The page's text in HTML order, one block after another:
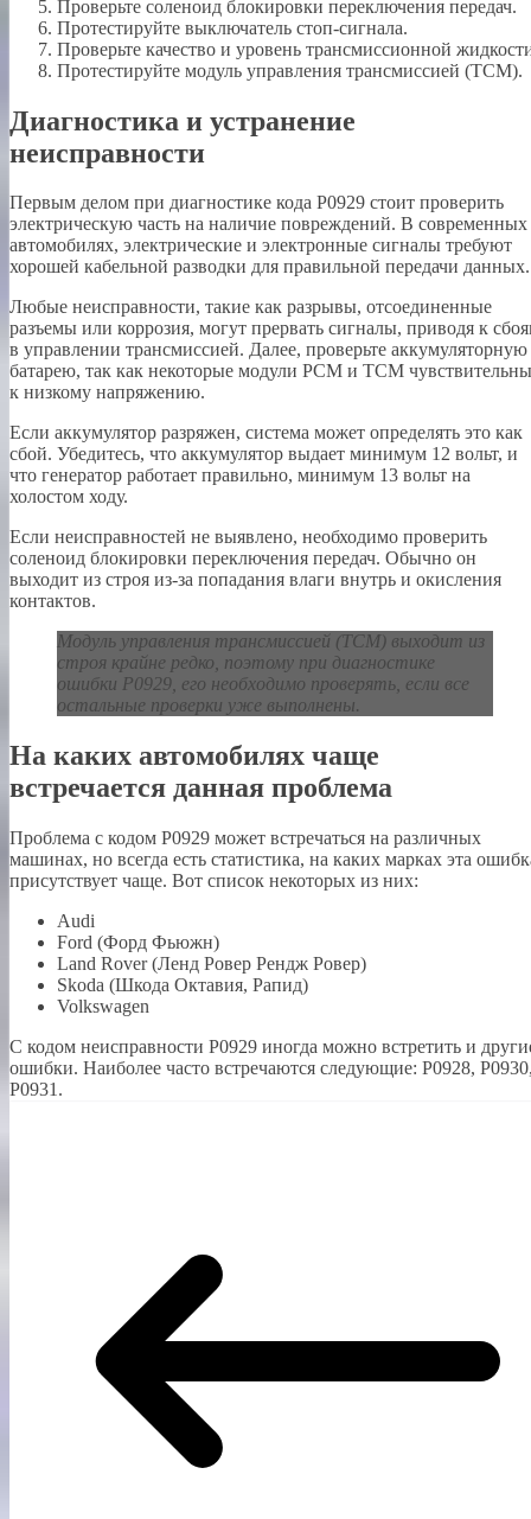
Проверьте соленоид блокировки переключения передач.
Протестируйте выключатель стоп-сигнала.
Проверьте качество и уровень трансмиссионной
Протестируйте модуль управления трансмиссией (TCM).
Диагностика и устранение
неисправности
Первым делом при диагностике кода P0929 стоит проверить
электрическую часть на наличие повреждений. В современных
автомобилях, электрические и электронные сигналы требуют
хорошей кабельной разводки для правильной передачи данных.
Любые неисправности, такие как разрывы, отсоединенные
разъемы или коррозия, могут прервать сигналы, приводя к
в управлении трансмиссией. Далее, проверьте аккумуляторную
батарею, так как некоторые модули PCM и TCM чувствительны
к низкому напряжению.
Если аккумулятор разряжен, система может определять это как
сбой. Убедитесь, что аккумулятор выдает минимум 12 вольт, и
что генератор работает правильно, минимум 13 вольт на
холостом ходу.
Если неисправностей не выявлено, необходимо проверить
соленоид блокировки переключения передач. Обычно он
выходит из строя из-за попадания влаги внутрь и окисления
контактов.
Модуль управления трансмиссией (TCM) выходит из
строя крайне редко, поэтому при диагностике
ошибки P0929, его необходимо проверять, если все
остальные проверки уже выполнены.
На каких автомобилях чаще
встречается данная проблема
Проблема с кодом P0929 может встречаться на различных
машинах, но всегда есть статистика, на каких марках эта
присутствует чаще. Вот список некоторых из них:
Audi
Ford (Форд Фьюжн)
Land Rover (Ленд Ровер Рендж Ровер)
Skoda (Шкода Октавия, Рапид)
Volkswagen
С кодом неисправности Р0929 иногда можно встретить и
ошибки. Наиболее часто встречаются следующие: P0928,
P0931.